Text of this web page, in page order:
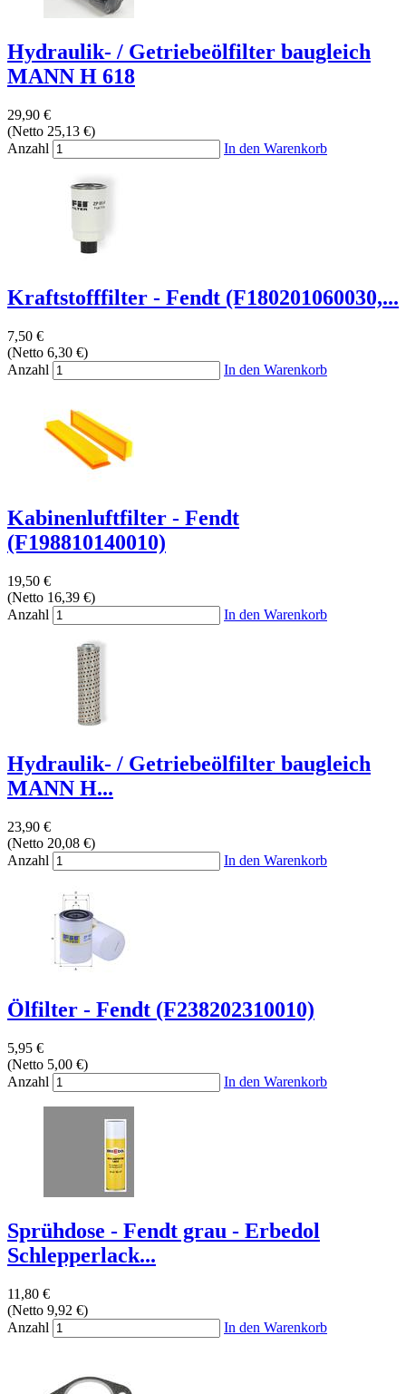
Hydraulik- / Getriebeölfilter baugleich
MANN H 618
29,90 €
(Netto 25,13 €)
Anzahl
In den Warenkorb
Kraftstofffilter - Fendt (F180201060030,...
7,50 €
(Netto 6,30 €)
Anzahl
In den Warenkorb
Kabinenluftfilter - Fendt
(F198810140010)
19,50 €
(Netto 16,39 €)
Anzahl
In den Warenkorb
Hydraulik- / Getriebeölfilter baugleich
MANN H...
23,90 €
(Netto 20,08 €)
Anzahl
In den Warenkorb
Ölfilter - Fendt (F238202310010)
5,95 €
(Netto 5,00 €)
Anzahl
In den Warenkorb
Sprühdose - Fendt grau - Erbedol
Schlepperlack...
11,80 €
(Netto 9,92 €)
Anzahl
In den Warenkorb